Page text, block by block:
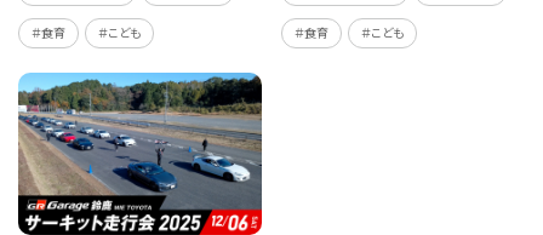
＃食育 ＃こども ＃食育 ＃こども